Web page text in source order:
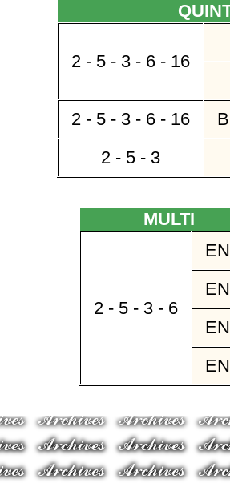
2 - 5 - 3 - 6 - 16
2 - 5 - 3 - 6 - 16
2 - 5 - 3
MULTI
2 - 5 - 3 - 6